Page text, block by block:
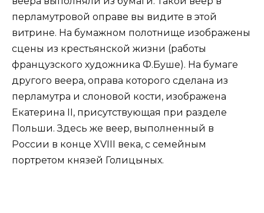
перламутровой оправе вы видите в этой
витрине. На бумажном полотнище изображены
сцены из крестьянской жизни (работы
французского художника Ф.Буше). На бумаге
другого веера, оправа которого сделана из
перламутра и слоновой кости, изображена
Екатерина II, присутствующая при разделе
Польши. Здесь же веер, выполненный в
России в конце XVIII века, с семейным
портретом князей Голицыных.